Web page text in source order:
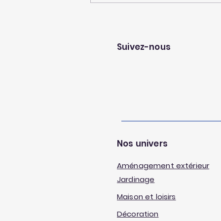
cancer du sein 🌸
Suivez-nous
Nos univers
Aménagement extérieur
Jardinage
Maison et loisirs
Décoration